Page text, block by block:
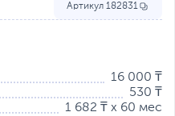
Артикул 182831
16 000 ₸
530 ₸
1 682 ₸ x 60 мес